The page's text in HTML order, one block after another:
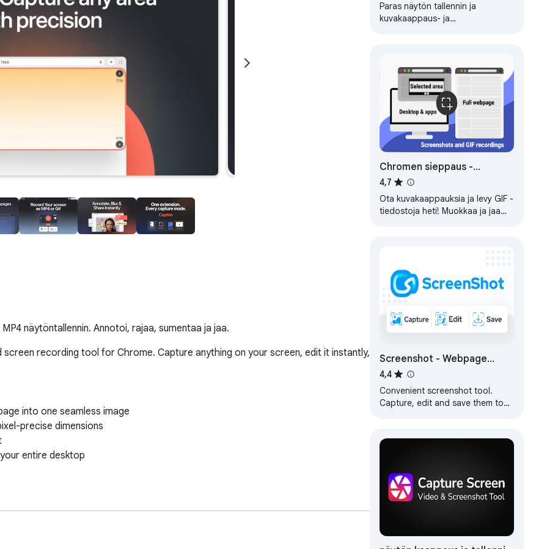
näytöntallennin. Annotoi, rajaa, sumentaa ja jaa.
recording tool for Chrome. Capture anything on your screen, edit it instantly,
into one seamless image
precise dimensions
entire desktop
Paras näytön tallennin ja
kuvakaappaus- ja
Chromen sieppaus -
kuvakaappaus ja gif
4,7
Ota kuvakaappauksia ja levy GIF -
tiedostoja heti! Muokkaa ja jaa
Screenshot - Webpage
Screen Capture
4,4
Convenient screenshot tool.
Capture, edit and save them to